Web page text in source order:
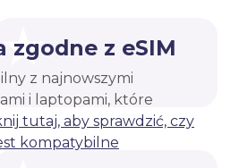
zgodne z eSIM
z najnowszymi
i laptopami, które
tutaj, aby sprawdzić, czy
kompatybilne